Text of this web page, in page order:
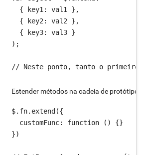
  { key1: val1 },
  { key2: val2 },
  { key3: val3 }
);
// Neste ponto, tanto o
Estender métodos na cadeia de protótipos
$.fn.extend({
  customFunc: function () {}
})